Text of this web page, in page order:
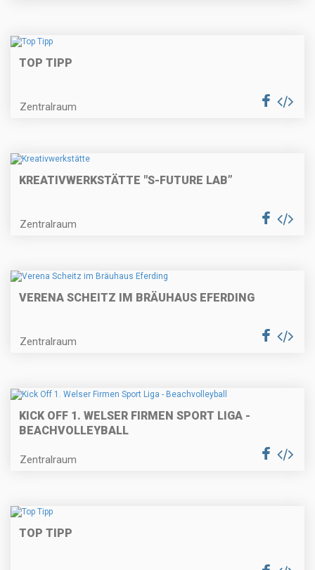
TOP TIPP
Zentralraum
KREATIVWERKSTÄTTE "S-FUTURE LAB”
Zentralraum
VERENA SCHEITZ IM BRÄUHAUS EFERDING
Zentralraum
KICK OFF 1. WELSER FIRMEN SPORT LIGA -
BEACHVOLLEYBALL
Zentralraum
TOP TIPP